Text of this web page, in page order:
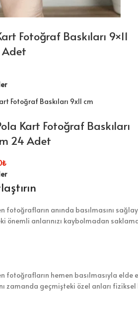
Fotoğraf Baskıları 9×11
Adet
Kart Fotoğraf Baskıları
24 Adet
₺
anında basılmasını
önemli anlarınızı kaybolmadan
fotoğrafların hemen basılmasıyla elde
zamanda geçmişteki özel anları